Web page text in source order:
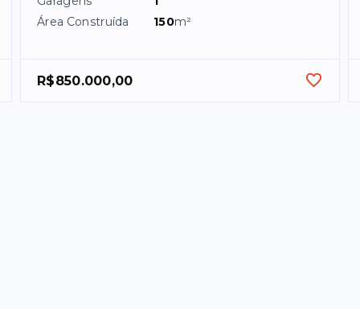
Área Construída
150m²
R$850.000,00